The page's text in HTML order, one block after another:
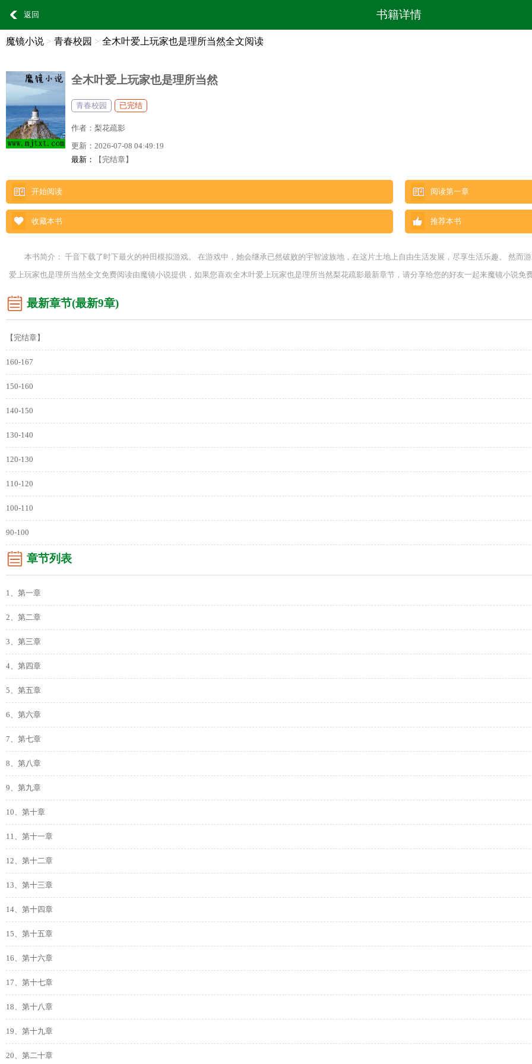
返回 书籍详情
魔镜小说 > 青春校园 > 全木叶爱上玩家也是理所当然全文阅读
全木叶爱上玩家也是理所当然
青春校园 已完结
作者： 梨花疏影
更新： 2026-07-08 04:49:19
最新：
【完结章】
开始阅读 阅读第一章
收藏本书 推荐本书
本书简介： 千音下载了时下最火的种田模拟游戏。 在游戏中，她会继承已然破败的宇智波族地，在这片土地上自由生活发展，尽享生活乐趣。 然而
爱上玩家也是理所当然全文免费阅读由魔镜小说提供，如果您喜欢全木叶爱上玩家也是理所当然梨花疏影最新章节，请分享给您的好友一起来魔镜小说免
最新章节(最新9章)
【完结章】
160-167
150-160
140-150
130-140
120-130
110-120
100-110
90-100
章节列表
1、第一章
2、第二章
3、第三章
4、第四章
5、第五章
6、第六章
7、第七章
8、第八章
9、第九章
10、第十章
11、第十一章
12、第十二章
13、第十三章
14、第十四章
15、第十五章
16、第十六章
17、第十七章
18、第十八章
19、第十九章
20、第二十章